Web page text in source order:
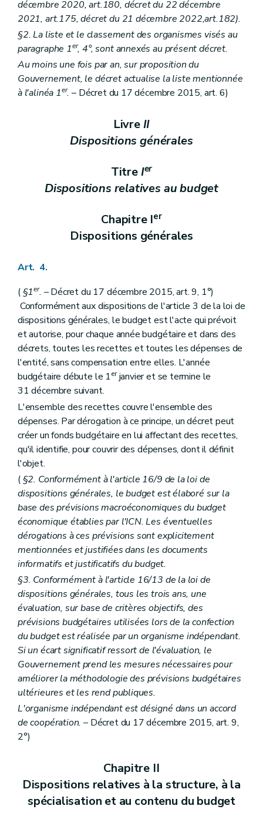
décembre 2020, art.180, décret du 22 décembre
2021, art.175, décret du 21 décembre 2022,art.182).
§2. La liste et le classement des organismes visés au
paragraphe 1er, 4°, sont annexés au présent décret.
Au moins une fois par an, sur proposition du
Gouvernement, le décret actualise la liste mentionnée
à l'alinéa 1er. – Décret du 17 décembre 2015, art. 6)
LivreII
Dispositions générales
TitreIer
Dispositions relatives au budget
Chapitre Ier
Dispositions générales
Art. 4.
(§1er. – Décret du 17 décembre 2015, art. 9, 1°)
Conformément aux dispositions de l'article 3 de la loi de
dispositions générales, le budget est l'acte qui prévoit
et autorise, pour chaque année budgétaire et dans des
décrets, toutes les recettes et toutes les dépenses de
l'entité, sans compensation entre elles. L'année
budgétaire débute le 1erjanvier et se termine le
31 décembre suivant.
L'ensemble des recettes couvre l'ensemble des
dépenses. Par dérogation à ce principe, un décret peut
créer un fonds budgétaire en lui affectant des recettes,
qu'il identifie, pour couvrir des dépenses, dont il définit
l'objet.
( §2. Conformément à l'article 16/9 de la loi de
dispositions générales, le budget est élaboré sur la
base des prévisions macroéconomiques du budget
économique établies par l'ICN. Les éventuelles
dérogations à ces prévisions sont explicitement
mentionnées et justifiées dans les documents
informatifs et justificatifs du budget.
§3. Conformément à l'article 16/13 de la loi de
dispositions générales, tous les trois ans, une
évaluation, sur base de critères objectifs, des
prévisions budgétaires utilisées lors de la confection
du budget est réalisée par un organisme indépendant.
Si un écart significatif ressort de l'évaluation, le
Gouvernement prend les mesures nécessaires pour
améliorer la méthodologie des prévisions budgétaires
ultérieures et les rend publiques.
L'organisme indépendant est désigné dans un accord
de coopération. – Décret du 17 décembre 2015, art. 9,
2°)
Chapitre II
Dispositions relatives à la structure, à la
spécialisation et au contenu du budget